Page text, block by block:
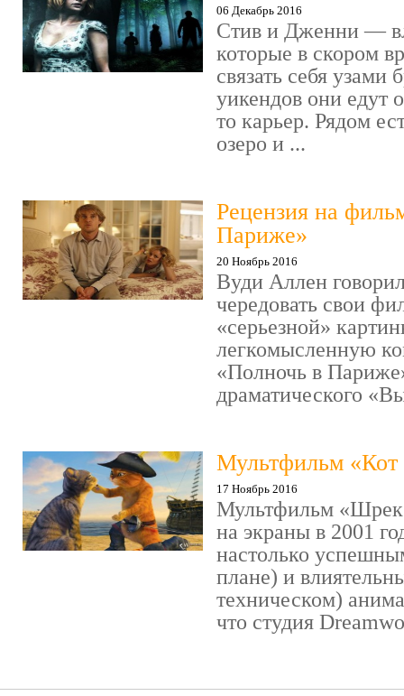
06 Декабрь 2016
Стив и Дженни —
которые в скором
связать себя узами
уикендов они едут
то карьер. Рядом
озеро и ...
Рецензия на
Париже»
20 Ноябрь 2016
Вуди Аллен
чередовать свои
«серьезной»
легкомысленную
«Полночь в
драматического
Мультфильм «Кот
17 Ноябрь 2016
Мультфильм
на экраны в 2001
настолько
плане) и
техническом)
что студия